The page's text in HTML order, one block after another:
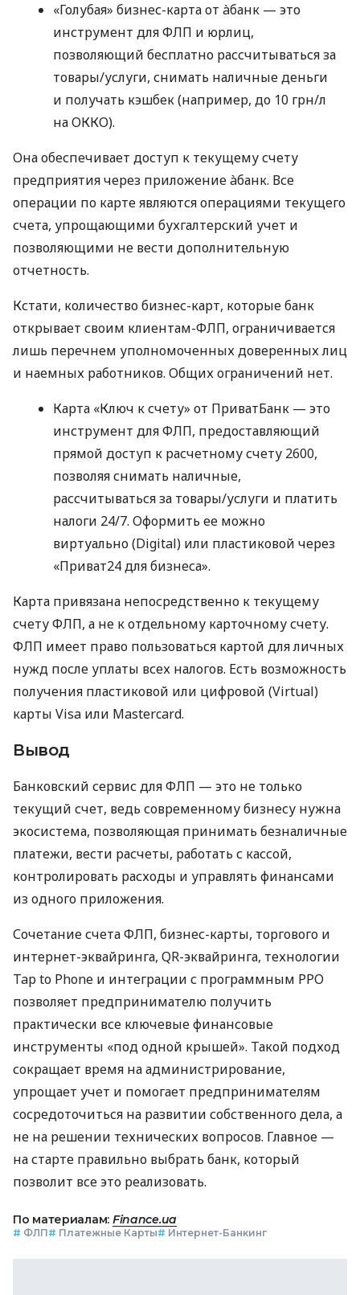
«Голубая» бизнес-карта от àбанк — это
инструмент для ФЛП и юрлиц,
позволяющий бесплатно рассчитываться за
товары/услуги, снимать наличные деньги
и получать кэшбек (например, до 10 грн/л
на ОККО).
Она обеспечивает доступ к текущему счету
предприятия через приложение àбанк. Все
операции по карте являются операциями текущего
счета, упрощающими бухгалтерский учет и
позволяющими не вести дополнительную
отчетность.
Кстати, количество бизнес-карт, которые банк
открывает своим клиентам-ФЛП, ограничивается
лишь перечнем уполномоченных доверенных лиц
и наемных работников. Общих ограничений нет.
Карта «Ключ к счету» от ПриватБанк — это
инструмент для ФЛП, предоставляющий
прямой доступ к расчетному счету 2600,
позволяя снимать наличные,
рассчитываться за товары/услуги и платить
налоги 24/7. Оформить ее можно
виртуально (Digital) или пластиковой через
«Приват24 для бизнеса».
Карта привязана непосредственно к текущему
счету ФЛП, а не к отдельному карточному счету.
ФЛП имеет право пользоваться картой для личных
нужд после уплаты всех налогов. Есть возможность
получения пластиковой или цифровой (Virtual)
карты Visa или Mastercard.
Вывод
Банковский сервис для ФЛП — это не только
текущий счет, ведь современному бизнесу нужна
экосистема, позволяющая принимать безналичные
платежи, вести расчеты, работать с кассой,
контролировать расходы и управлять финансами
из одного приложения.
Сочетание счета ФЛП, бизнес-карты, торгового и
интернет-эквайринга, QR-эквайринга, технологии
Tap to Phone и интеграции с программным РРО
позволяет предпринимателю получить
практически все ключевые финансовые
инструменты «под одной крышей». Такой подход
сокращает время на администрирование,
упрощает учет и помогает предпринимателям
сосредоточиться на развитии собственного дела, а
не на решении технических вопросов. Главное —
на старте правильно выбрать банк, который
позволит все это реализовать.
По материалам: Finance.ua
# ФЛП# Платежные Карты# Интернет-Банкинг